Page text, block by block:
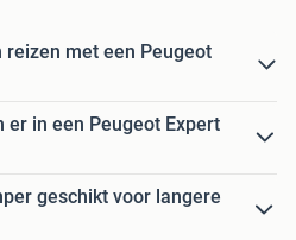
met een Peugeot
er in een Peugeot Expert
geschikt voor langere